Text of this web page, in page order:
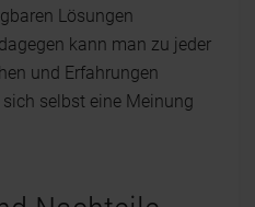
Lösungen
kann man zu jeder
und Erfahrungen
selbst eine Meinung